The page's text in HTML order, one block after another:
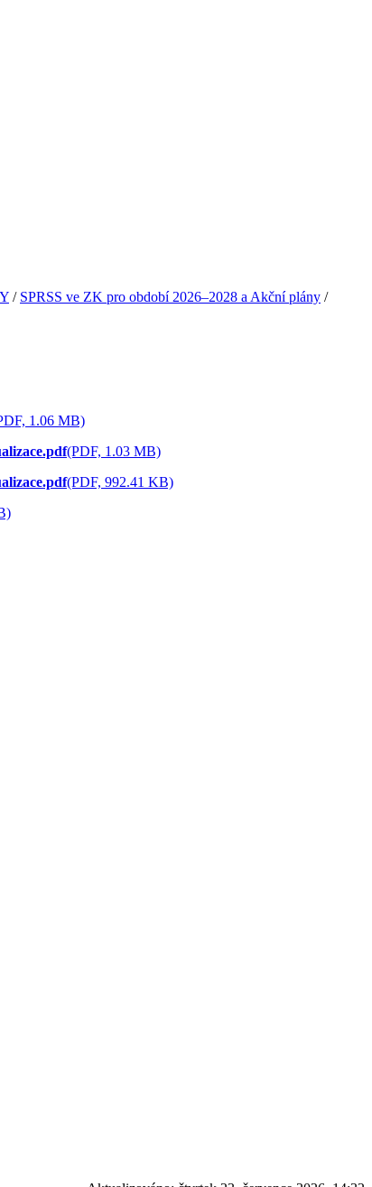
/ SPRSS ve ZK pro období 2026–2028 a Akční plány /
1.06 MB)
(PDF, 1.03 MB)
(PDF, 992.41 KB)